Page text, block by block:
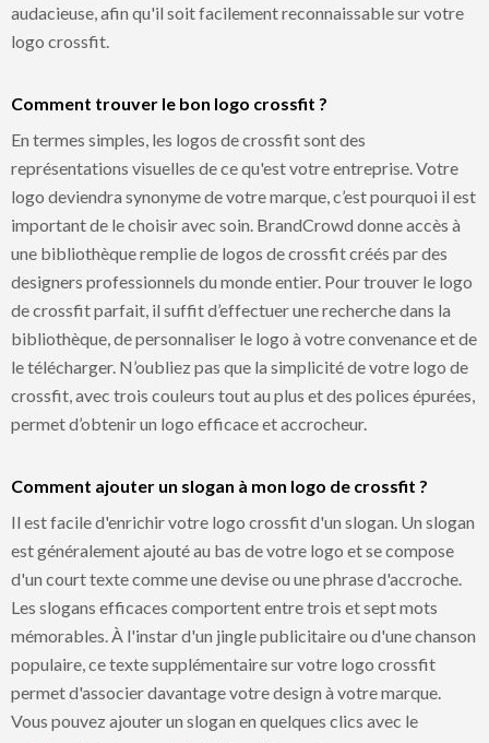
audacieuse, afin qu'il soit facilement reconnaissable sur votre
logo crossfit.
Comment trouver le bon logo crossfit ?
En termes simples, les logos de crossfit sont des
représentations visuelles de ce qu'est votre entreprise. Votre
logo deviendra synonyme de votre marque, c’est pourquoi il est
important de le choisir avec soin. BrandCrowd donne accès à
une bibliothèque remplie de logos de crossfit créés par des
designers professionnels du monde entier. Pour trouver le logo
de crossfit parfait, il suffit d’effectuer une recherche dans la
bibliothèque, de personnaliser le logo à votre convenance et de
le télécharger. N’oubliez pas que la simplicité de votre logo de
crossfit, avec trois couleurs tout au plus et des polices épurées,
permet d’obtenir un logo efficace et accrocheur.
Comment ajouter un slogan à mon logo de crossfit ?
Il est facile d'enrichir votre logo crossfit d'un slogan. Un slogan
est généralement ajouté au bas de votre logo et se compose
d'un court texte comme une devise ou une phrase d'accroche.
Les slogans efficaces comportent entre trois et sept mots
mémorables. À l'instar d'un jingle publicitaire ou d'une chanson
populaire, ce texte supplémentaire sur votre logo crossfit
permet d'associer davantage votre design à votre marque.
Vous pouvez ajouter un slogan en quelques clics avec le